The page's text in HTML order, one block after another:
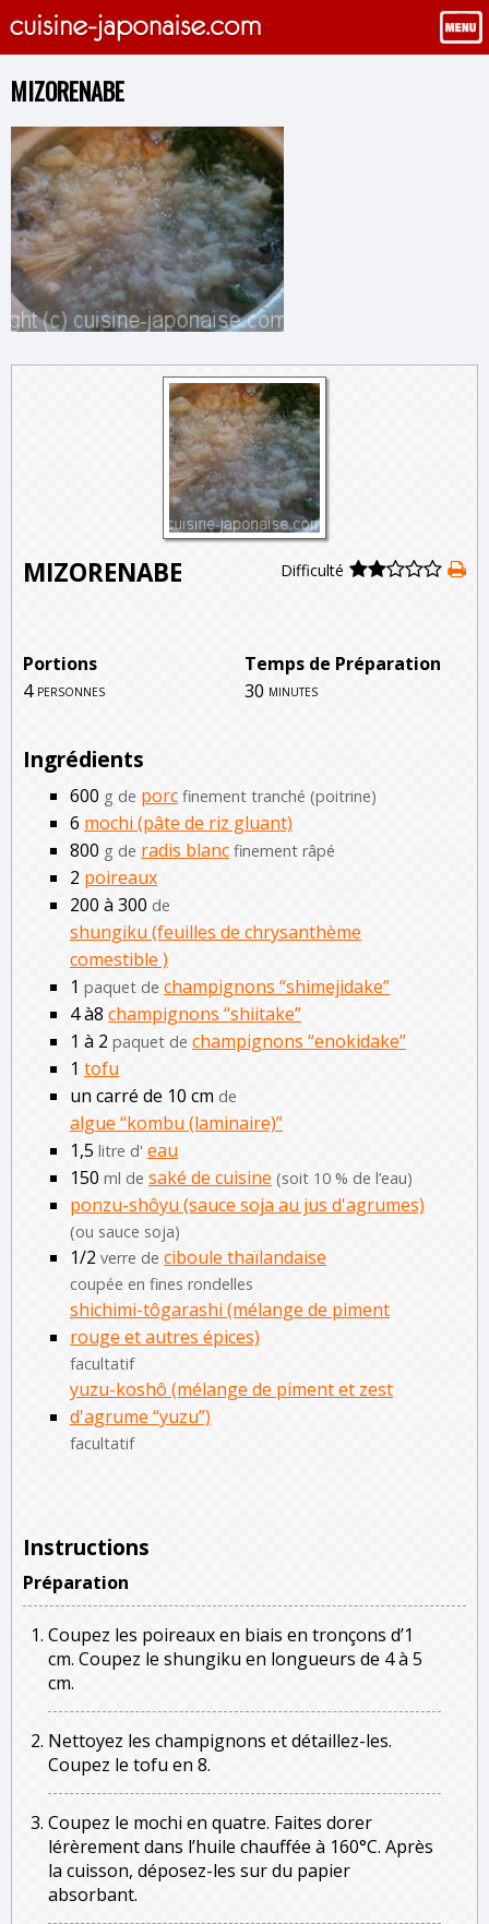
MIZORENABE
MIZORENABE Difficulté
Portions
Temps de Préparation
4 personnes 30 minutes
Ingrédients
600 g de porc finement tranché (poitrine)
6 mochi (pâte de riz gluant)
800 g de radis blanc finement râpé
2 poireaux
200 à 300 de
shungiku (feuilles de chrysanthème
comestible )
1 paquet de champignons “shimejidake”
4 à8 champignons “shiitake”
1 à 2 paquet de champignons “enokidake”
1 tofu
un carré de 10 cm de
algue “kombu (laminaire)”
1,5 litre d' eau
150 ml de saké de cuisine (soit 10 % de l’eau)
ponzu-shôyu (sauce soja au jus d'agrumes)
(ou sauce soja)
1/2 verre de ciboule thaïlandaise
coupée en fines rondelles
shichimi-tôgarashi (mélange de piment
rouge et autres épices)
facultatif
yuzu-koshô (mélange de piment et zest
d'agrume “yuzu”)
facultatif
Instructions
Préparation
Coupez les poireaux en biais en tronçons d’1
cm. Coupez le shungiku en longueurs de 4 à 5
cm.
Nettoyez les champignons et détaillez-les.
Coupez le tofu en 8.
Coupez le mochi en quatre. Faites dorer
lérèrement dans l’huile chauffée à 160°C. Après
la cuisson, déposez-les sur du papier
absorbant.